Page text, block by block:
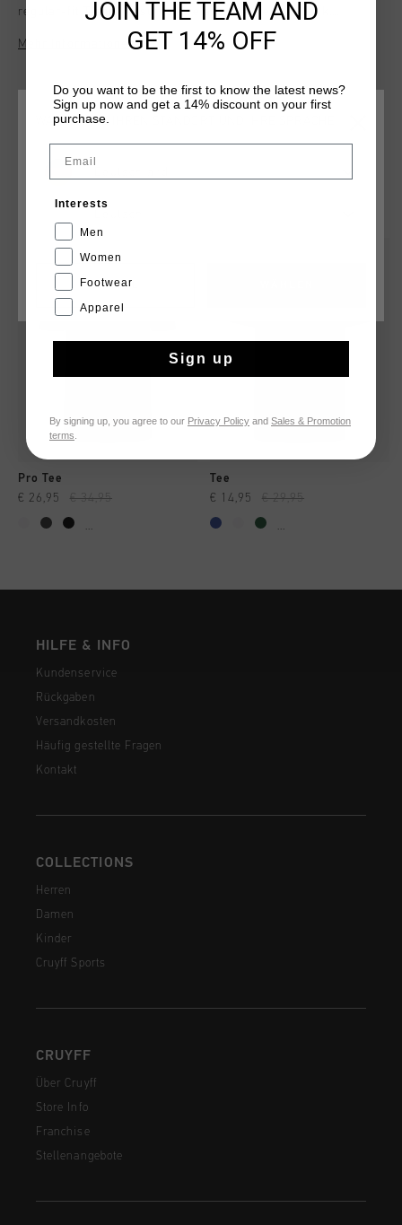
regular-fit T-shirt ensures a relaxed yet refined look.
Featuring an embroidered Cruyff C Lion logo on the chest, it's
a subtle yet striking piece for any casual wardrobe. Ideal for
aesthetic that pairs well with any outfit.
Mehr Informationen
DAS KÖNNTE IHNEN AUCH GEFALLEN
Pro Tee
€ 26,95 € 34,95
...
Tee
€ 14,95 € 29,95
...
HILFE & INFO
Kundenservice
Rückgaben
Versandkosten
Häufig gestellte Fragen
Kontakt
COLLECTIONS
Herren
Damen
Kinder
Cruyff Sports
CRUYFF
Über Cruyff
Store Info
Franchise
Stellenangebote
WÄHLEN SIE IHREN STANDORT UND IHRE SPRACHE
CANCEL
JOIN THE TEAM AND
GET 14% OFF
Do you want to be the first to know the latest news?
Sign up now and get a 14% discount on your first
purchase.
Interests
Men
Women
Footwear
Apparel
Sign up
By signing up, you agree to our Privacy Policy and Sales & Promotion
terms